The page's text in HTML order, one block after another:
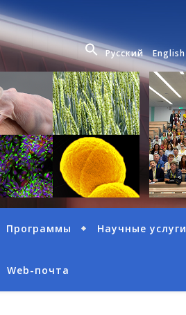
Русский English
Программы Научные услуги
Web-почта